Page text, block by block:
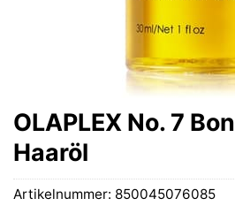
OLAPLEX No. 7
Haaröl
Artikelnummer: 850045076085